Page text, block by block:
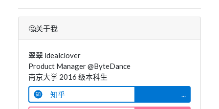
🤔关于我
翠翠 idealclover
Product Manager @ByteDance
南京大学 2016 级本科生
知乎
...